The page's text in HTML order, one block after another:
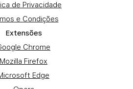
de Privacidade
e Condições
Extensões
Chrome
Mozilla Firefox
Edge